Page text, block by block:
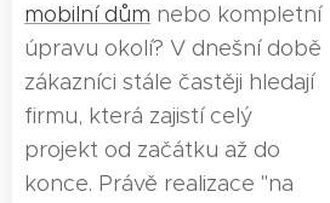
mobilní dům nebo kompletní
úpravu okolí? V dnešní době
zákazníci stále častěji hledají
firmu, která zajistí celý
projekt od začátku až do
konce. Právě realizace "na